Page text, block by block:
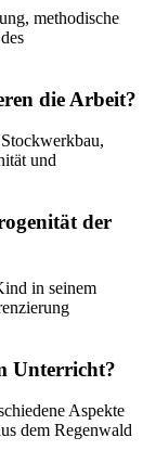
methodische
die Arbeit?
und
der
in seinem
Unterricht?
Aspekte
dem Regenwald